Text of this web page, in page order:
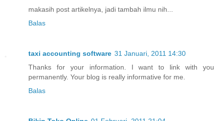
makasih post artikelnya, jadi tambah ilmu nih...
Balas
taxi accounting software 31 Januari, 2011 14:30
Thanks for your information. I want to link with you
permanently. Your blog is really informative for me.
Balas